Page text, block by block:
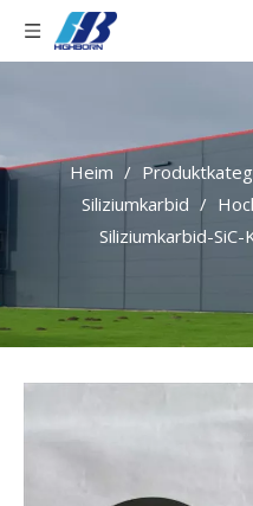
Heim /
Siliziumkarbid /
Siliziumkarbid-